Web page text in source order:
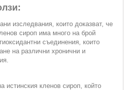
изследвания, които доказват, че
сироп има много на брой
съединения, които
на различни хронични и
истинския кленов сироп, който